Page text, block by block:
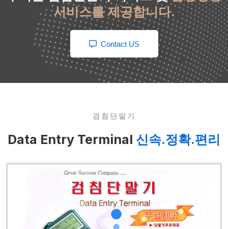
서비스를 제공합니다.
Contact US
검침단말기
Data Entry Terminal 신속.정확.편리